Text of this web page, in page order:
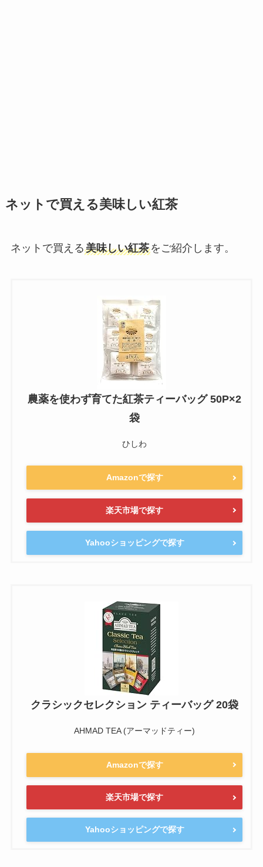
ネットで買える美味しい紅茶
ネットで買える美味しい紅茶をご紹介します。
農薬を使わず育てた紅茶ティーバッグ 50P×2
袋
ひしわ
Amazonで探す
楽天市場で探す
Yahooショッピングで探す
クラシックセレクション ティーバッグ 20袋
AHMAD TEA (アーマッドティー)
Amazonで探す
楽天市場で探す
Yahooショッピングで探す